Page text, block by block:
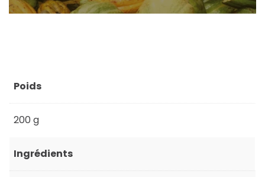
Poids
200 g
Ingrédients